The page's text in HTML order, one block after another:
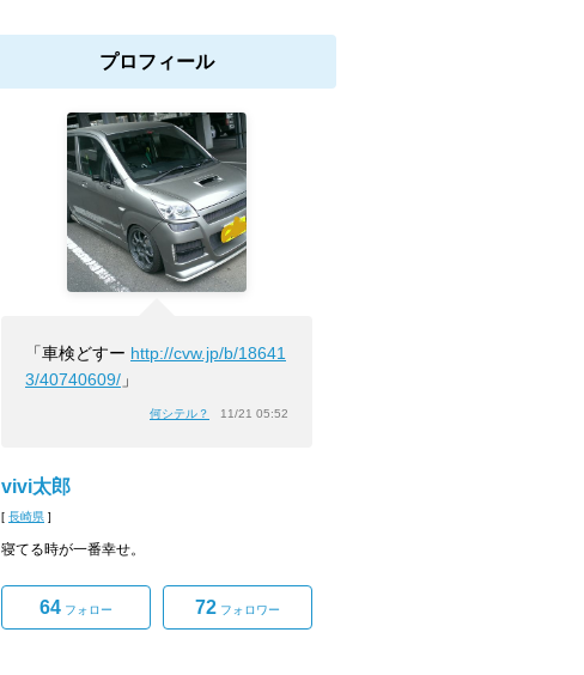
プロフィール
「車検どすー http://cvw.jp/b/18641
3/40740609/ 」
何シテル？ 11/21 05:52
vivi太郎
[ 長崎県 ]
寝てる時が一番幸せ。
64 フォロー 72 フォロワー